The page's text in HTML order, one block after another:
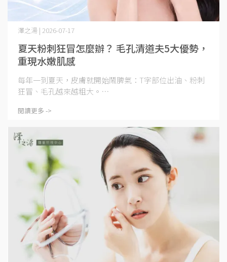
夏天粉刺狂冒怎麼辦？ 毛孔清道夫5大優勢，
重現水嫩肌感
澤之湯 | 2026-07-17
每年一到夏天，皮膚就開始鬧脾氣：T字部位出油、粉刺
狂冒、毛孔越來越粗大。⋯
閱讀更多 ->